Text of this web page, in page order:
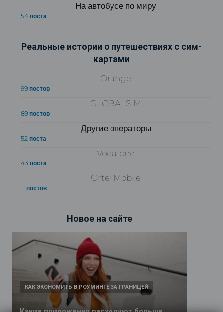
На автобусе по миру
54 поста
Реальные истории о путешествиях с сим-
картами
Orange
99 постов
GLOBALSIM
89 постов
Другие операторы
52 поста
Vodafone
43 поста
Ortel Mobile
11 постов
Новое на сайте
КАК ЭКОНОМИТЬ В РОУМИНГЕ ЗА ГРАНИЦЕЙ